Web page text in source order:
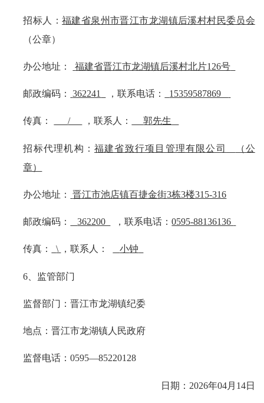
招标人：福建省泉州市晋江市龙湖镇后溪村村民委员会
（公章）
办公地址： 福建省晋江市龙湖镇后溪村北片126号
邮政编码： 362241 ，联系电话： 15359587869
传真： / ，联系人： 郭先生
招标代理机构： 福建省致行项目管理有限公司
（公
章）
办公地址： 晋江市池店镇百捷金街3栋3楼315-316
邮政编码： 362200 ，联系电话：0595-88136136
传真： \ ，联系人： 小钟
6 、监管部门
监督部门：晋江市龙湖镇纪委
地点：晋江市龙湖镇人民政府
监督电话：0595—85220128
日期： 2026年04月 14日